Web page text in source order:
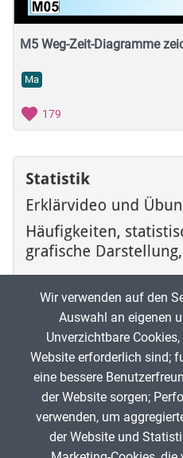
M5 Weg-Zeit-Diagramme
Ma
179
Statistik (Erklärvideo und
200
Wir verwenden auf den
Auswahl an eigenen
Unverzichtbare
Website erforderlich sind;
eine bessere
der Website sorgen;
verwenden, um
der Website und